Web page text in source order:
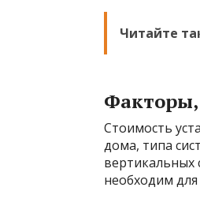
Читайте
Стоимость
дома, типа
вертикальных
необходим